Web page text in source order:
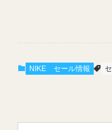
NIKE セール情報